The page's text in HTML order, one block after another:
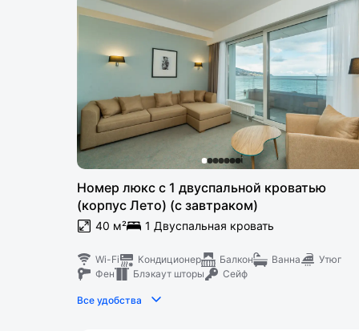
Номер люкс с 1 двуспальной кроватью
(корпус Лето) (с завтраком)
40 м² 1 Двуспальная кровать
Wi-Fi Кондиционер Балкон Ванна
Утюг
Фен
Блэкаут шторы Сейф
Все удобства